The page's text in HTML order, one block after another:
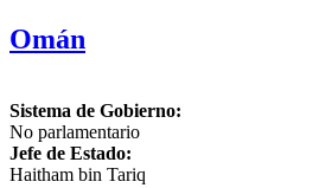
Omán
Sistema de Gobierno:
No parlamentario
Jefe de Estado:
Haitham bin Tariq